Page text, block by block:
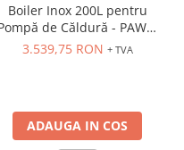
Boiler Inox 200L pentru
de Căldură - PAWT-
200
3.539,75 RON + TVA
ADAUGA IN COS